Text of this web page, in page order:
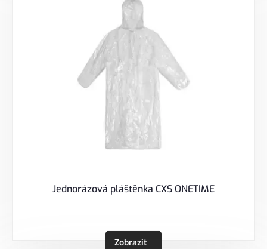
Jednorázová pláštěnka CXS ONETIME
Zobrazit